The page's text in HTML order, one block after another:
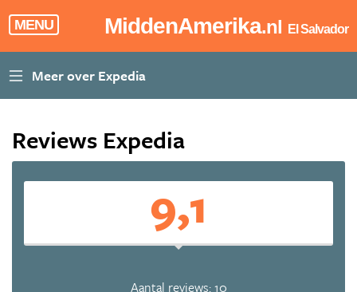
MENU MiddenAmerika.nl El Salvador
Reviews Expedia
9,1
Aantal reviews: 10